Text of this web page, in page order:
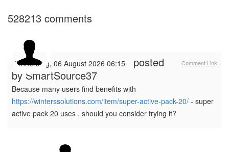
528213 comments
Comment Link
Donnerstag, 06 August 2026 06:15
posted
by SmartSource37
Because many users find benefits with
https://winterssolutions.com/item/super-active-pack-20/ - super
active pack 20 uses , should you consider trying it?